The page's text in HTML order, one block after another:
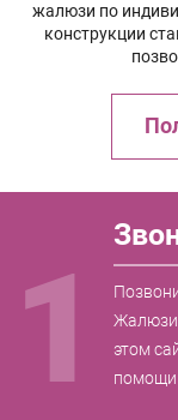
жалюзи по
конструкции
1
этом
помощи